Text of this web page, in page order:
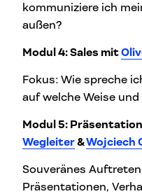
kommuniziere ich
außen?
Modul 4: Sales mit
Fokus: Wie spreche
auf welche Weise
Modul 5:
Wegleiter&Wojciech
Souveränes
Präsentationen,